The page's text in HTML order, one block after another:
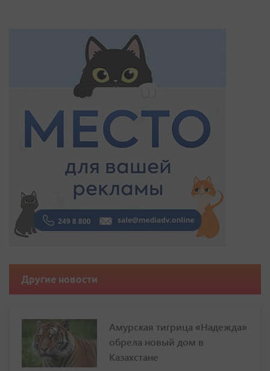
Другие новости
Амурская тигрица «Надежда»
обрела новый дом в
Казахстане